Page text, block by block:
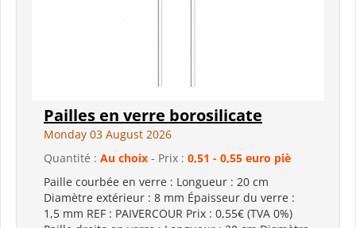
Pailles en verre borosilicate
Monday 03 August 2026
Quantité : Au choix - Prix : 0,51 - 0,55 euro piè
Paille courbée en verre : Longueur : 20 cm
Diamètre extérieur : 8 mm Épaisseur du verre :
1,5 mm REF : PAIVERCOUR Prix : 0,55€ (TVA 0%)